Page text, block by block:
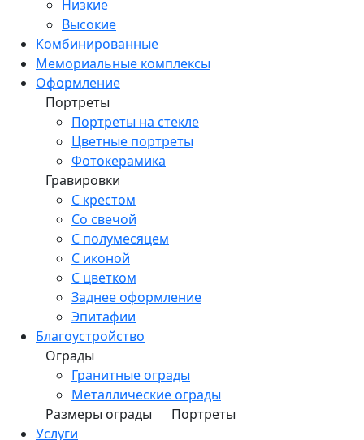
Низкие
Высокие
Комбинированные
Мемориальные комплексы
Оформление
Портреты
Портреты на стекле
Цветные портреты
Фотокерамика
Гравировки
С крестом
Со свечой
С полумесяцем
С иконой
С цветком
Заднее оформление
Эпитафии
Благоустройство
Ограды
Гранитные ограды
Металлические ограды
Размеры ограды
Портреты
Услуги